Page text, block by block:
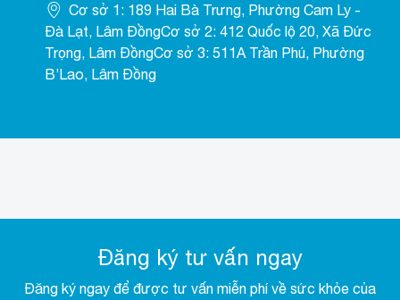
Cơ sở 1: 189 Hai Bà Trưng, Phường Cam Ly -
Đà Lạt, Lâm ĐồngCơ sở 2: 412 Quốc lộ 20, Xã Đức
Trọng, Lâm ĐồngCơ sở 3: 511A Trần Phú, Phường
B’Lao, Lâm Đồng
Đăng ký tư vấn ngay
Đăng ký ngay để được tư vấn miễn phí về sức khỏe của